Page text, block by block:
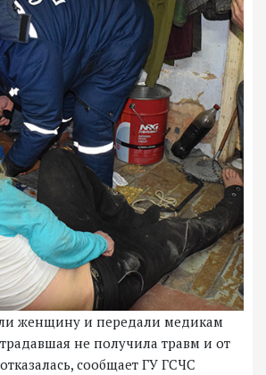
женщину и передали медикам
не получила травм и от
сообщает ГУ ГСЧС